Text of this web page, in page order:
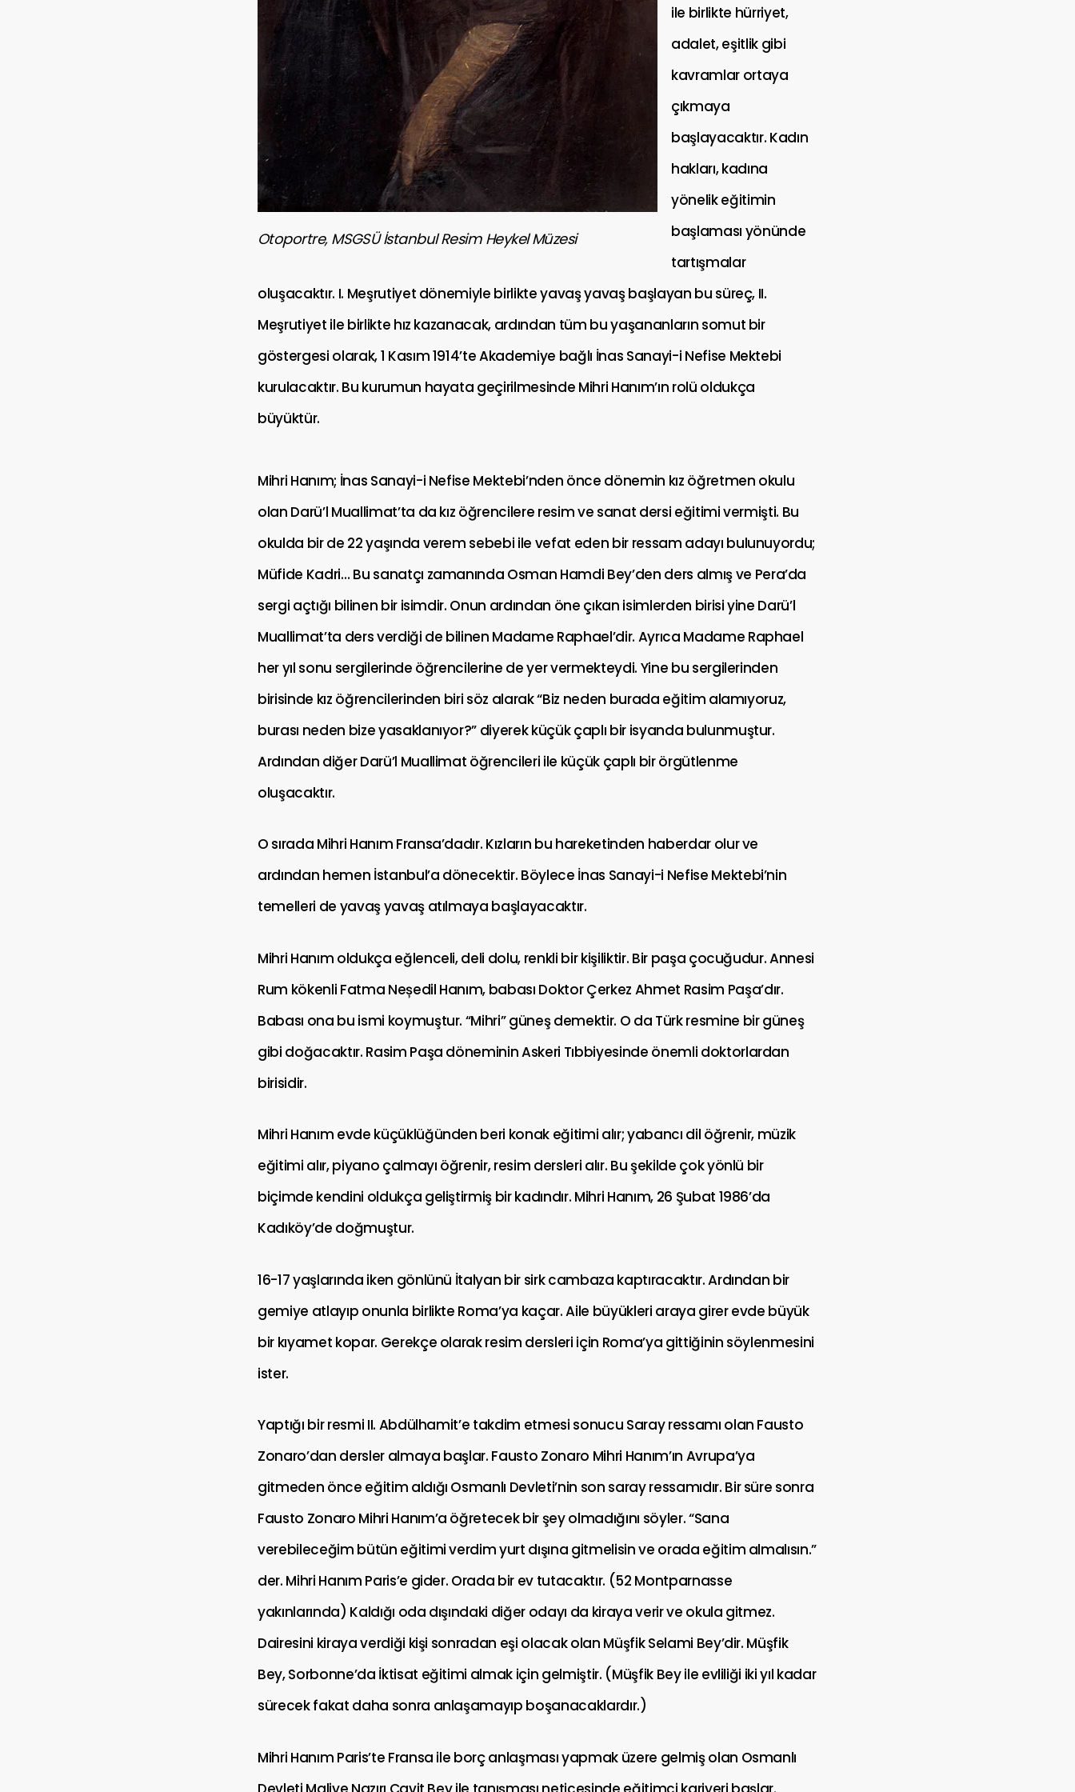
Otoportre, MSGSÜ İstanbul Resim Heykel Müzesi
ile birlikte hürriyet,
adalet, eşitlik gibi
kavramlar ortaya
çıkmaya
başlayacaktır. Kadın
hakları, kadına
yönelik eğitimin
başlaması yönünde
tartışmalar
oluşacaktır. I. Meşrutiyet dönemiyle birlikte yavaş yavaş başlayan bu süreç, II.
Meşrutiyet ile birlikte hız kazanacak, ardından tüm bu yaşananların somut bir
göstergesi olarak, 1 Kasım 1914’te Akademiye bağlı İnas Sanayi-i Nefise Mektebi
kurulacaktır. Bu kurumun hayata geçirilmesinde Mihri Hanım’ın rolü oldukça
büyüktür.
Mihri Hanım; İnas Sanayi-i Nefise Mektebi’nden önce dönemin kız öğretmen okulu
olan Darü’l Muallimat’ta da kız öğrencilere resim ve sanat dersi eğitimi vermişti. Bu
okulda bir de 22 yaşında verem sebebi ile vefat eden bir ressam adayı bulunuyordu;
Müfide Kadri… Bu sanatçı zamanında Osman Hamdi Bey’den ders almış ve Pera’da
sergi açtığı bilinen bir isimdir. Onun ardından öne çıkan isimlerden birisi yine Darü’l
Muallimat’ta ders verdiği de bilinen Madame Raphael’dir. Ayrıca Madame Raphael
her yıl sonu sergilerinde öğrencilerine de yer vermekteydi. Yine bu sergilerinden
birisinde kız öğrencilerinden biri söz alarak “Biz neden burada eğitim alamıyoruz,
burası neden bize yasaklanıyor?” diyerek küçük çaplı bir isyanda bulunmuştur.
Ardından diğer Darü’l Muallimat öğrencileri ile küçük çaplı bir örgütlenme
oluşacaktır.
O sırada Mihri Hanım Fransa’dadır. Kızların bu hareketinden haberdar olur ve
ardından hemen İstanbul’a dönecektir. Böylece İnas Sanayi-i Nefise Mektebi’nin
temelleri de yavaş yavaş atılmaya başlayacaktır.
Mihri Hanım oldukça eğlenceli, deli dolu, renkli bir kişiliktir. Bir paşa çocuğudur. Annesi
Rum kökenli Fatma Neședil Hanım, babası Doktor Çerkez Ahmet Rasim Paşa’dır.
Babası ona bu ismi koymuştur. “Mihri” güneş demektir. O da Türk resmine bir güneş
gibi doğacaktır. Rasim Paşa döneminin Askeri Tıbbiyesinde önemli doktorlardan
birisidir.
Mihri Hanım evde küçüklüğünden beri konak eğitimi alır; yabancı dil öğrenir, müzik
eğitimi alır, piyano çalmayı öğrenir, resim dersleri alır. Bu şekilde çok yönlü bir
biçimde kendini oldukça geliştirmiş bir kadındır. Mihri Hanım, 26 Şubat 1986’da
Kadıköy’de doğmuştur.
16-17 yaşlarında iken gönlünü İtalyan bir sirk cambaza kaptıracaktır. Ardından bir
gemiye atlayıp onunla birlikte Roma’ya kaçar. Aile büyükleri araya girer evde büyük
bir kıyamet kopar. Gerekçe olarak resim dersleri için Roma’ya gittiğinin söylenmesini
ister.
Yaptığı bir resmi II. Abdülhamit’e takdim etmesi sonucu Saray ressamı olan Fausto
Zonaro’dan dersler almaya başlar. Fausto Zonaro Mihri Hanım’ın Avrupa’ya
gitmeden önce eğitim aldığı Osmanlı Devleti’nin son saray ressamıdır. Bir süre sonra
Fausto Zonaro Mihri Hanım’a öğretecek bir şey olmadığını söyler. “Sana
verebileceğim bütün eğitimi verdim yurt dışına gitmelisin ve orada eğitim almalısın.”
der. Mihri Hanım Paris’e gider. Orada bir ev tutacaktır. (52 Montparnasse
yakınlarında) Kaldığı oda dışındaki diğer odayı da kiraya verir ve okula gitmez.
Dairesini kiraya verdiği kişi sonradan eşi olacak olan Müşfik Selami Bey’dir. Müşfik
Bey, Sorbonne’da İktisat eğitimi almak için gelmiştir. (Müşfik Bey ile evliliği iki yıl kadar
sürecek fakat daha sonra anlaşamayıp boşanacaklardır.)
Mihri Hanım Paris’te Fransa ile borç anlaşması yapmak üzere gelmiş olan Osmanlı